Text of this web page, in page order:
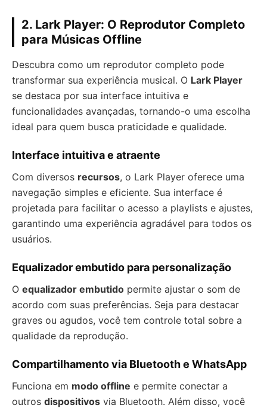
2. Lark Player: O Reprodutor Completo
para Músicas Offline
Descubra como um reprodutor completo pode
transformar sua experiência musical. O Lark Player
se destaca por sua interface intuitiva e
funcionalidades avançadas, tornando-o uma escolha
ideal para quem busca praticidade e qualidade.
Interface intuitiva e atraente
Com diversos recursos, o Lark Player oferece uma
navegação simples e eficiente. Sua interface é
projetada para facilitar o acesso a playlists e ajustes,
garantindo uma experiência agradável para todos os
usuários.
Equalizador embutido para personalização
O equalizador embutido permite ajustar o som de
acordo com suas preferências. Seja para destacar
graves ou agudos, você tem controle total sobre a
qualidade da reprodução.
Compartilhamento via Bluetooth e WhatsApp
Funciona em modo offline e permite conectar a
outros dispositivos via Bluetooth. Além disso, você